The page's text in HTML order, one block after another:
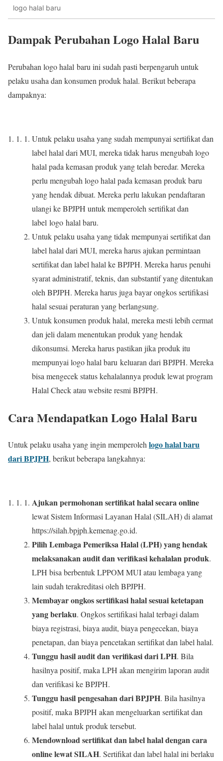
logo halal baru
Dampak Perubahan Logo Halal Baru
Perubahan logo halal baru ini sudah pasti berpengaruh untuk
pelaku usaha dan konsumen produk halal. Berikut beberapa
dampaknya:
Untuk pelaku usaha yang sudah mempunyai sertifikat dan
label halal dari MUI, mereka tidak harus mengubah logo
halal pada kemasan produk yang telah beredar. Mereka
perlu mengubah logo halal pada kemasan produk baru
yang hendak dibuat. Mereka perlu lakukan pendaftaran
ulangi ke BPJPH untuk memperoleh sertifikat dan
label logo halal baru.
Untuk pelaku usaha yang tidak mempunyai sertifikat dan
label halal dari MUI, mereka harus ajukan permintaan
sertifikat dan label halal ke BPJPH. Mereka harus penuhi
syarat administratif, teknis, dan substantif yang ditentukan
oleh BPJPH. Mereka harus juga bayar ongkos sertifikasi
halal sesuai peraturan yang berlangsung.
Untuk konsumen produk halal, mereka mesti lebih cermat
dan jeli dalam menentukan produk yang hendak
dikonsumsi. Mereka harus pastikan jika produk itu
mempunyai logo halal baru keluaran dari BPJPH. Mereka
bisa mengecek status kehalalannya produk lewat program
Halal Check atau website resmi BPJPH.
Cara Mendapatkan Logo Halal Baru
Untuk pelaku usaha yang ingin memperolehlogo halal baru
dari BPJPH, berikut beberapa langkahnya:
Ajukan permohonan sertifikat halal secara online
lewat Sistem Informasi Layanan Halal (SILAH) di alamat
https://silah.bpjph.kemenag.go.id.
Pilih Lembaga Pemeriksa Halal (LPH) yang hendak
melaksanakan audit dan verifikasi kehalalan produk.
LPH bisa berbentuk LPPOM MUI atau lembaga yang
lain sudah terakreditasi oleh BPJPH.
Membayar ongkos sertifikasi halal sesuai ketetapan
yang berlaku. Ongkos sertifikasi halal terbagi dalam
biaya registrasi, biaya audit, biaya pengecekan, biaya
penetapan, dan biaya pencetakan sertifikat dan label halal.
Tunggu hasil audit dan verifikasi dari LPH. Bila
hasilnya positif, maka LPH akan mengirim laporan audit
dan verifikasi ke BPJPH.
Tunggu hasil pengesahan dari BPJPH. Bila hasilnya
positif, maka BPJPH akan mengeluarkan sertifikat dan
label halal untuk produk tersebut.
Mendownload sertifikat dan label halal dengan cara
online lewat SILAH. Sertifikat dan label halal ini berlaku